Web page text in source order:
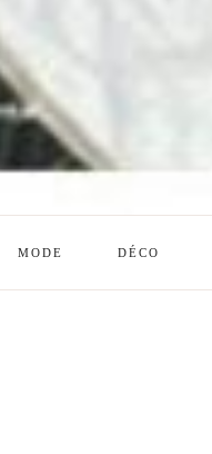
MODE DÉCO